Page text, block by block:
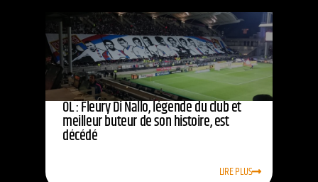
OL : Fleury Di Nallo, légende du club et
meilleur buteur de son histoire, est
décédé
LIRE PLUS